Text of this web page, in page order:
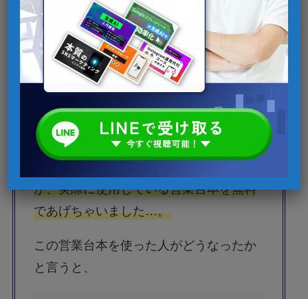
言われています。
ところが、2倍以上バズったこの企画で
は、10万インプレッション達成しまし
一体、何をプレゼントしたのか！？
が、実際に使用している営業台本を無料
であげちゃいました…。
この営業台本を使った人がどうなったか
と言うと、